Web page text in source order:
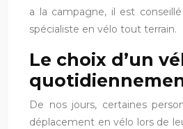
a la campagne, il est
spécialiste en vélo tout terrain.
Le choix d’un
De nos jours, certaines
déplacement en vélo lors de